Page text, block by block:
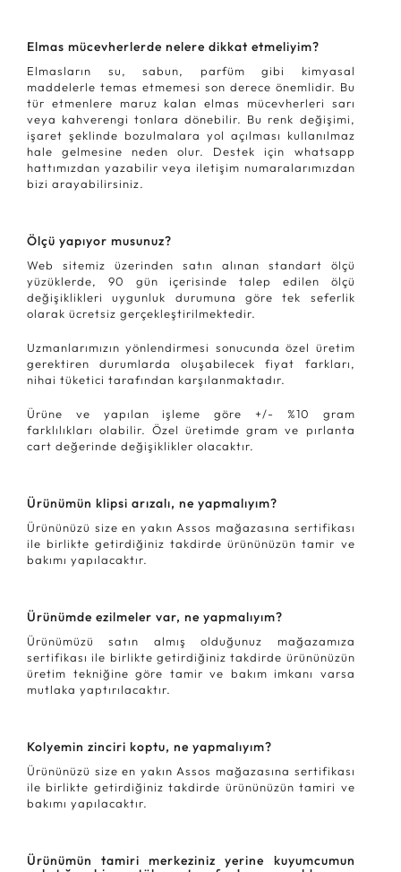
Elmas mücevherlerde nelere dikkat etmeliyim?
Elmasların su, sabun, parfüm gibi kimyasal
maddelerle temas etmemesi son derece önemlidir. Bu
tür etmenlere maruz kalan elmas mücevherleri sarı
veya kahverengi tonlara dönebilir. Bu renk değişimi,
işaret şeklinde bozulmalara yol açılması kullanılmaz
hale gelmesine neden olur. Destek için whatsapp
hattımızdan yazabilir veya iletişim numaralarımızdan
bizi arayabilirsiniz.
Ölçü yapıyor musunuz?
Web sitemiz üzerinden satın alınan standart ölçü
yüzüklerde, 90 gün içerisinde talep edilen ölçü
değişiklikleri uygunluk durumuna göre tek seferlik
olarak ücretsiz gerçekleştirilmektedir.
Uzmanlarımızın yönlendirmesi sonucunda özel üretim
gerektiren durumlarda oluşabilecek fiyat farkları,
nihai tüketici tarafından karşılanmaktadır.
Ürüne ve yapılan işleme göre +/- %10 gram
farklılıkları olabilir. Özel üretimde gram ve pırlanta
cart değerinde değişiklikler olacaktır.
Ürünümün klipsi arızalı, ne yapmalıyım?
Ürününüzü size en yakın Assos mağazasına sertifikası
ile birlikte getirdiğiniz takdirde ürününüzün tamir ve
bakımı yapılacaktır.
Ürünümde ezilmeler var, ne yapmalıyım?
Ürünümüzü satın almış olduğunuz mağazamıza
sertifikası ile birlikte getirdiğiniz takdirde ürününüzün
üretim tekniğine göre tamir ve bakım imkanı varsa
mutlaka yaptırılacaktır.
Kolyemin zinciri koptu, ne yapmalıyım?
Ürününüzü size en yakın Assos mağazasına sertifikası
ile birlikte getirdiğiniz takdirde ürününüzün tamiri ve
bakımı yapılacaktır.
Ürünümün tamiri merkeziniz yerine kuyumcumun